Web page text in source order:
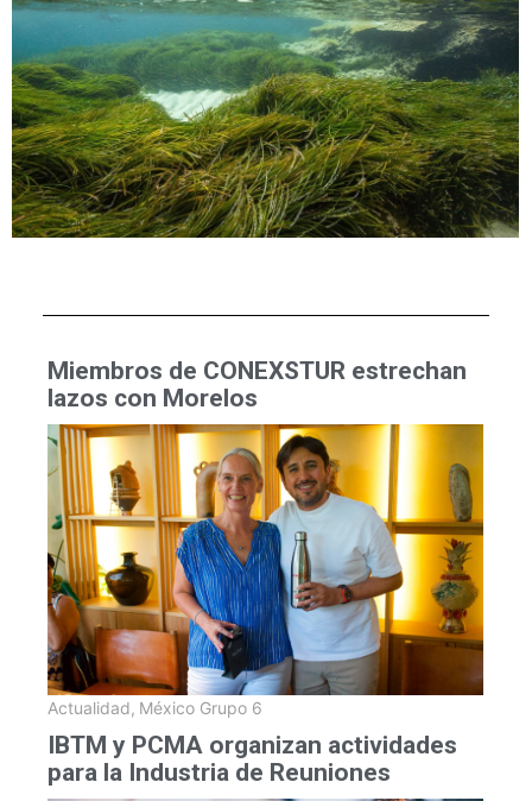
Miembros de CONEXSTUR estrechan
lazos con Morelos
Actualidad, México Grupo 6
IBTM y PCMA organizan actividades
para la Industria de Reuniones